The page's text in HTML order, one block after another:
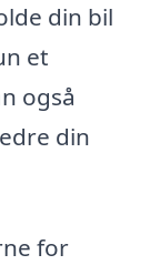
din bil
et
også
din
for